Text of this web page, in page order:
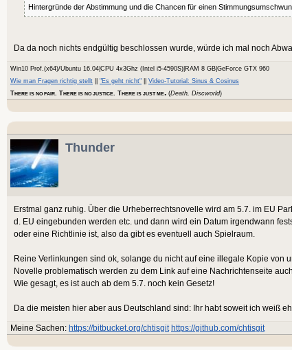
Hintergründe der Abstimmung und die Chancen für einen
Da da noch nichts endgültig beschlossen wurde, würde ich mal noch
Win10 Prof.(x64)/Ubuntu 16.04|CPU 4x3Ghz (Intel i5-4590S)|RAM 8 GB|GeForce GTX 960
Wie man Fragen richtig stellt
"Es geht nicht"
Video-Tutorial: Sinus & Cosinus
THERE IS NO FAIR. THERE IS NO JUSTICE. THERE IS JUST ME. (Death, Discworld)
Thunder
Erstmal ganz ruhig. Über die Urheberrechtsnovelle wird am 5.7. im EU
d. EU eingebunden werden etc. und dann wird ein Datum irgendwann
oder eine Richtlinie ist, also da gibt es eventuell auch Spielraum.
Reine Verlinkungen sind ok, solange du nicht auf eine illegale Kopie von
Novelle problematisch werden zu dem Link auf eine Nachrichtenseite
Wie gesagt, es ist auch ab dem 5.7. noch kein Gesetz!
Da die meisten hier aber aus Deutschland sind: Ihr habt soweit ich weiß
Meine Sachen: https://bitbucket.org/chtisgit https://github.com/chtisgit